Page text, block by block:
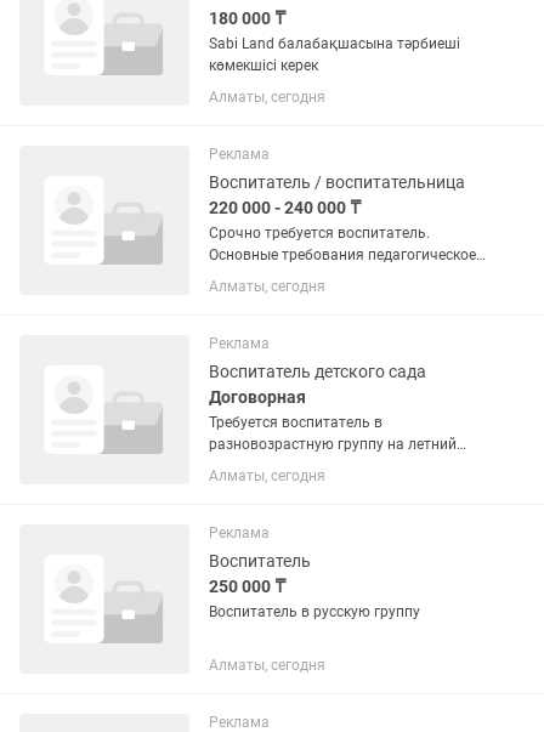
180 000 ₸
Sabi Land балабақшасына тәрбиеші
көмекшісі керек
Алматы, сегодня
Реклама
Воспитатель / воспитательница
220 000 - 240 000 ₸
Срочно требуется воспитатель.
Основные требования педагогическое
образование, стаж работы с детьми и
любовь к детям.
Алматы, сегодня
Реклама
Воспитатель детского сада
Договорная
Требуется воспитатель в
разновозрастную группу на летний
период с педобразованием
Алматы, сегодня
Реклама
Воспитатель
250 000 ₸
Воспитатель в русскую группу
Алматы, сегодня
Реклама